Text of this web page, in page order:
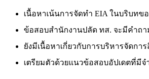
เนื้อหาเน้นการจัดทำ EIA ในบริบท
ข้อสอบสำนักงานปลัด ทส. จะมีคำถา
ยังมีเนื้อหาเกี่ยวกับการบริหารจัดก
เตรียมตัวด้วยแนวข้อสอบอัปเดตที่มี